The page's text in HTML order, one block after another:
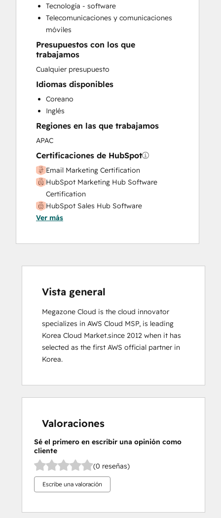
Tecnología - software
Telecomunicaciones y comunicaciones
móviles
Presupuestos con los que
trabajamos
Cualquier presupuesto
Idiomas disponibles
Coreano
Inglés
Regiones en las que trabajamos
APAC
Certificaciones de HubSpot
Email Marketing Certification
HubSpot Marketing Hub Software
Certification
HubSpot Sales Hub Software
Certification
Ver más
Vista general
Megazone Cloud is the cloud innovator
specializes in AWS Cloud MSP, is leading
Korea Cloud Market.since 2012 when it has
selected as the first AWS official partner in
Korea.
Valoraciones
Sé el primero en escribir una opinión como
cliente
(0 reseñas)
Escribe una valoración